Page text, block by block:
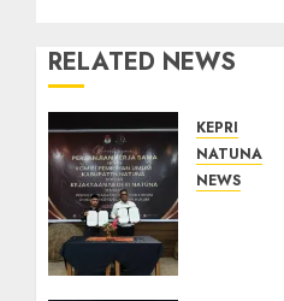
RELATED NEWS
KEPRI
NATUNA
NEWS